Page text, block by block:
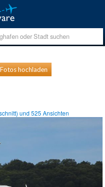
Fotos hochladen
und525 Ansichten